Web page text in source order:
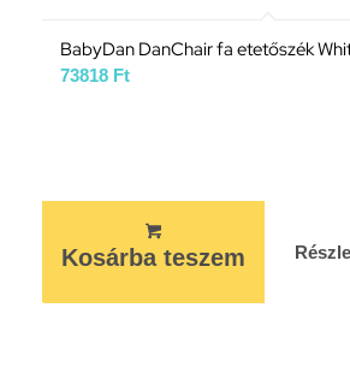
BabyDan DanChair fa etetőszék
73818 Ft
Kosárba teszem